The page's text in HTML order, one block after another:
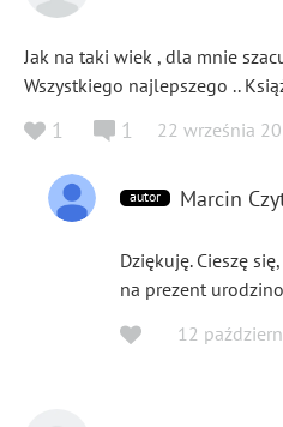
Jak na taki wiek , dla mnie
Wszystkiego najlepszego ..
1 1 22 września
autor Marcin
Dziękuję. Cieszę
na prezent
12